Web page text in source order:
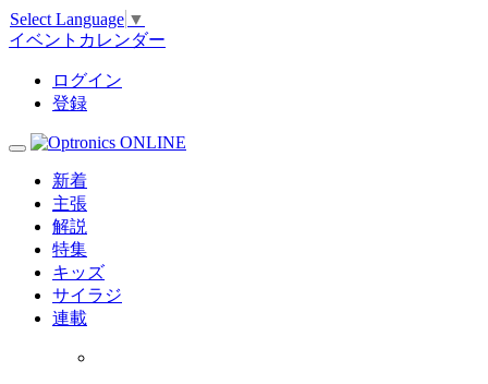
Select Language ▼
イベントカレンダー
ログイン
登録
新着
主張
解説
特集
キッズ
サイラジ
連載